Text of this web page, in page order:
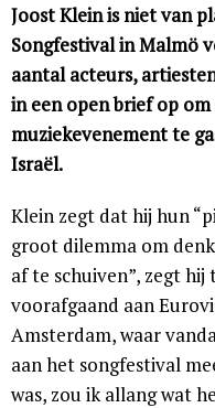
Joost Klein is niet van
Songfestival in Malmö
aantal acteurs,
in een open brief op
muziekevenement te
Israël.
Klein zegt dat hij hun
groot dilemma om
af te schuiven”, zegt hij
voorafgaand aan
Amsterdam, waar
aan het songfestival
was, zou ik allang wat